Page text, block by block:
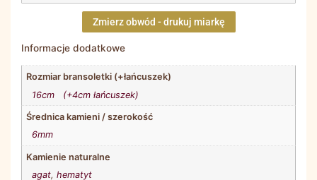
Zmierz obwód - drukuj miarkę
Informacje dodatkowe
Rozmiar bransoletki (+łańcuszek)
16cm (+4cm łańcuszek)
Średnica kamieni / szerokość
6mm
Kamienie naturalne
agat, hematyt